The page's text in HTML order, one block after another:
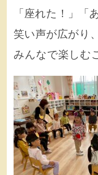
「座れた！」「
笑い声が広がり
みんなで楽しむ